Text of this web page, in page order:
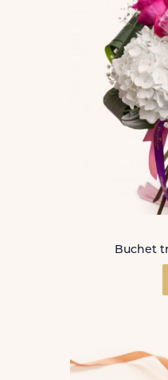
Buchet